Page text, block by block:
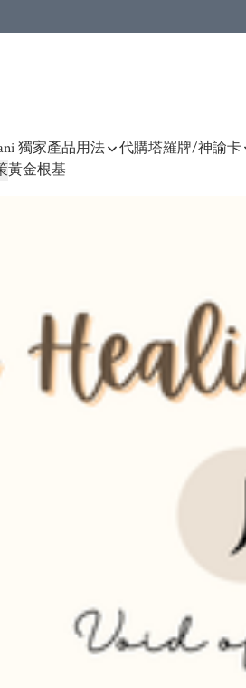
獨家產品用法 代購塔羅牌/神諭卡
黃金根基